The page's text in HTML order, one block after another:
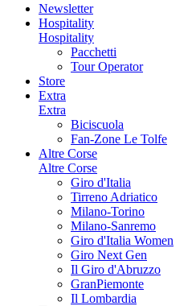
Newsletter
Hospitality
Hospitality
Pacchetti
Tour Operator
Store
Extra
Extra
Biciscuola
Fan-Zone Le Tolfe
Altre Corse
Altre Corse
Giro d'Italia
Tirreno Adriatico
Milano-Torino
Milano-Sanremo
Giro d'Italia Women
Giro Next Gen
Il Giro d'Abruzzo
GranPiemonte
Il Lombardia